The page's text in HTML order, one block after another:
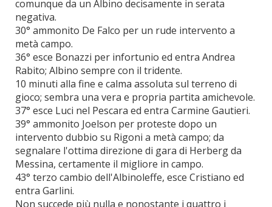
comunque da un Albino decisamente in serata
negativa.
30° ammonito De Falco per un rude intervento a
metà campo.
36° esce Bonazzi per infortunio ed entra Andrea
Rabito; Albino sempre con il tridente.
10 minuti alla fine e calma assoluta sul terreno di
gioco; sembra una vera e propria partita amichevole.
37° esce Luci nel Pescara ed entra Carmine Gautieri.
39° ammonito Joelson per proteste dopo un
intervento dubbio su Rigoni a metà campo; da
segnalare l'ottima direzione di gara di Herberg da
Messina, certamente il migliore in campo.
43° terzo cambio dell'Albinoleffe, esce Cristiano ed
entra Garlini.
Non succede più nulla e nonostante i quattro i